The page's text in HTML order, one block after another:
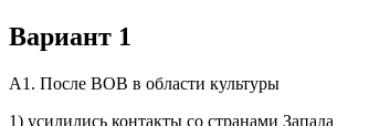
Вариант 1
А1. После ВОВ в области культуры
1) усилились контакты со странами Запада